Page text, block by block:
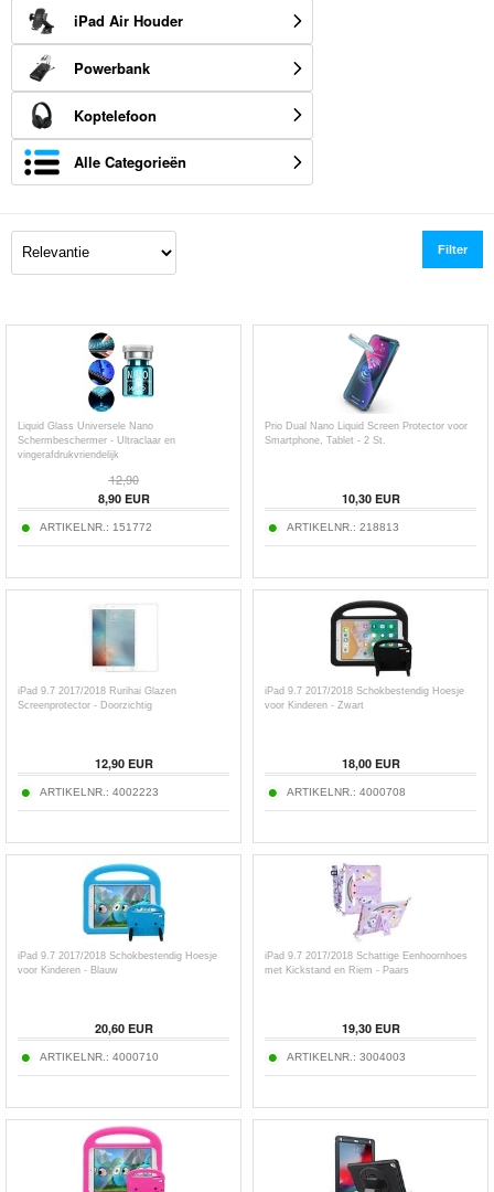
iPad Air Houder
Powerbank
Koptelefoon
Alle Categorieën
Filter
Liquid Glass Universele Nano
Schermbeschermer - Ultraclaar en
vingerafdrukvriendelijk
12,90
8,90EUR
ARTIKELNR.: 151772
Prio Dual Nano Liquid Screen Protector voor
Smartphone, Tablet - 2 St.
10,30EUR
ARTIKELNR.: 218813
iPad 9.7 2017/2018 Rurihai Glazen
Screenprotector - Doorzichtig
12,90EUR
ARTIKELNR.: 4002223
iPad 9.7 2017/2018 Schokbestendig Hoesje
voor Kinderen - Zwart
18,00EUR
ARTIKELNR.: 4000708
iPad 9.7 2017/2018 Schokbestendig Hoesje
voor Kinderen - Blauw
20,60EUR
ARTIKELNR.: 4000710
iPad 9.7 2017/2018 Schattige Eenhoornhoes
met Kickstand en Riem - Paars
19,30EUR
ARTIKELNR.: 3004003